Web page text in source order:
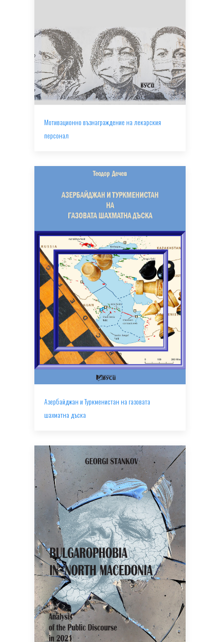
Мотивационно възнаграждение на лекарския
персонал
Азербайджан и Туркменистан на газовата
шахматна дъска